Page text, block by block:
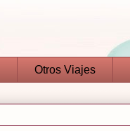
Otros Viajes